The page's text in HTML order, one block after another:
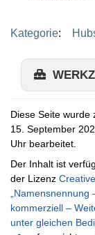
Kategorie:
Diese Seite wurde
15. September
Uhr bearbeitet.
Der Inhalt ist
der Lizenz
„Namensnennung
kommerziell –
unter gleichen